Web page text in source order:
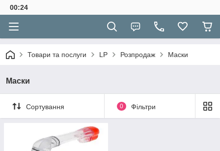
00:24
Товари та послуги LP Розпродаж Маски
Маски
Сортування 0 Фільтри